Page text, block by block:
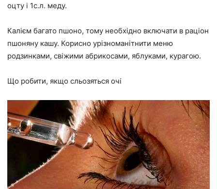
оцту і 1с.л. меду.
Калієм багато пшоно, тому необхідно включати в раціон
пшоняну кашу. Корисно урізноманітнити меню
родзинками, свіжими абрикосами, яблуками, курагою.
Що робити, якщо сльозяться очі